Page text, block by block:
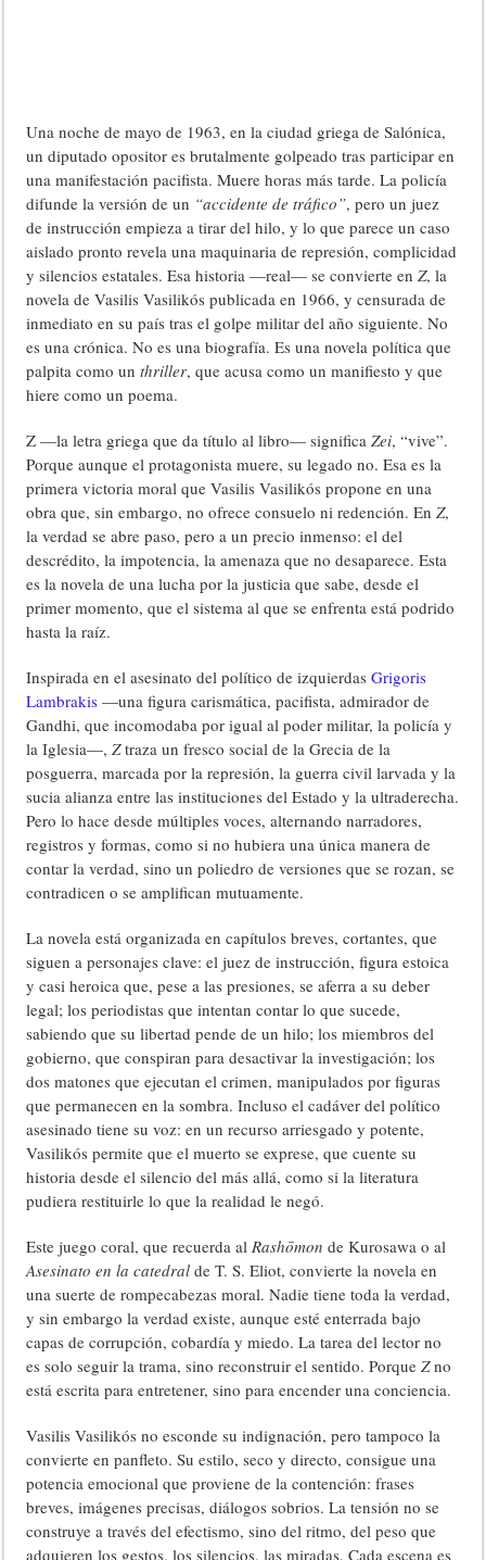
Una noche de mayo de 1963, en la ciudad griega de Salónica,
un diputado opositor es brutalmente golpeado tras participar en
una manifestación pacifista. Muere horas más tarde. La policía
difunde la versión de un “accidente de tráfico”, pero un juez
de instrucción empieza a tirar del hilo, y lo que parece un caso
aislado pronto revela una maquinaria de represión, complicidad
y silencios estatales. Esa historia —real— se convierte enZ, la
novela de Vasilis Vasilikós publicada en 1966, y censurada de
inmediato en su país tras el golpe militar del año siguiente. No
es una crónica. No es una biografía. Es una novela política que
palpita como unthriller, que acusa como un manifiesto y que
hiere como un poema.
Z —la letra griega que da título al libro— significaZei, “vive”.
Porque aunque el protagonista muere, su legado no. Esa es la
primera victoria moral que Vasilis Vasilikós propone en una
obra que, sin embargo, no ofrece consuelo ni redención. EnZ,
la verdad se abre paso, pero a un precio inmenso: el del
descrédito, la impotencia, la amenaza que no desaparece. Esta
es la novela de una lucha por la justicia que sabe, desde el
primer momento, que el sistema al que se enfrenta está podrido
hasta la raíz.
Inspirada en el asesinato del político de izquierdasGrigoris
Lambrakis —una figura carismática, pacifista, admirador de
Gandhi, que incomodaba por igual al poder militar, la policía y
la Iglesia—,Ztraza un fresco social de la Grecia de la
posguerra, marcada por la represión, la guerra civil larvada y la
sucia alianza entre las instituciones del Estado y la ultraderecha.
Pero lo hace desde múltiples voces, alternando narradores,
registros y formas, como si no hubiera una única manera de
contar la verdad, sino un poliedro de versiones que se rozan, se
contradicen o se amplifican mutuamente.
La novela está organizada en capítulos breves, cortantes, que
siguen a personajes clave: el juez de instrucción, figura estoica
y casi heroica que, pese a las presiones, se aferra a su deber
legal; los periodistas que intentan contar lo que sucede,
sabiendo que su libertad pende de un hilo; los miembros del
gobierno, que conspiran para desactivar la investigación; los
dos matones que ejecutan el crimen, manipulados por figuras
que permanecen en la sombra. Incluso el cadáver del político
asesinado tiene su voz: en un recurso arriesgado y potente,
Vasilikós permite que el muerto se exprese, que cuente su
historia desde el silencio del más allá, como si la literatura
pudiera restituirle lo que la realidad le negó.
Este juego coral, que recuerda alRashōmon de Kurosawa o al
Asesinato en la catedral de T. S. Eliot, convierte la novela en
una suerte de rompecabezas moral. Nadie tiene toda la verdad,
y sin embargo la verdad existe, aunque esté enterrada bajo
capas de corrupción, cobardía y miedo. La tarea del lector no
es solo seguir la trama, sino reconstruir el sentido. PorqueZno
está escrita para entretener, sino para encender una conciencia.
Vasilis Vasilikós no esconde su indignación, pero tampoco la
convierte en panfleto. Su estilo, seco y directo, consigue una
potencia emocional que proviene de la contención: frases
breves, imágenes precisas, diálogos sobrios. La tensión no se
construye a través del efectismo, sino del ritmo, del peso que
adquieren los gestos, los silencios, las miradas. Cada escena es